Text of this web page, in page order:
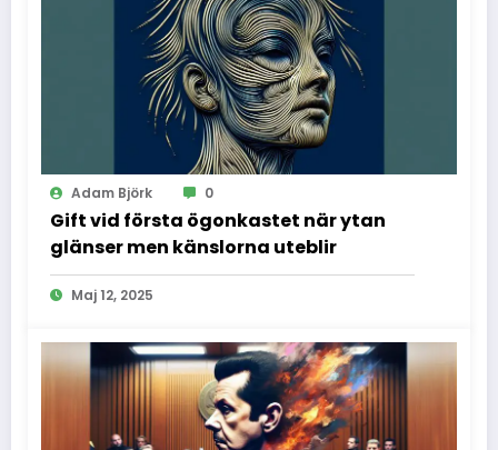
Adam Björk 0
Gift vid första ögonkastet när ytan
glänser men känslorna uteblir
Maj 12, 2025